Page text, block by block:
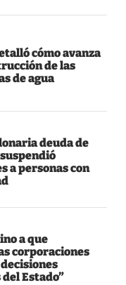
cómo avanza
de las
de agua
deuda de
a personas con
a que
corporaciones
Estado”